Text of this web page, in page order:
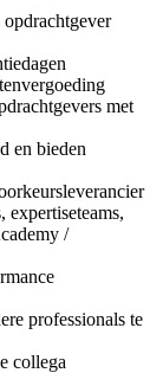
met
en bieden
/
professionals te
collega